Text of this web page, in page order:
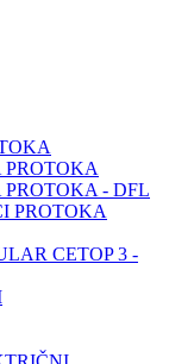
- DFL
PROTOKA
CETOP 3 -